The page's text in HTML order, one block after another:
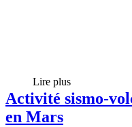
Lire plus
Activité sismo-
en Mars